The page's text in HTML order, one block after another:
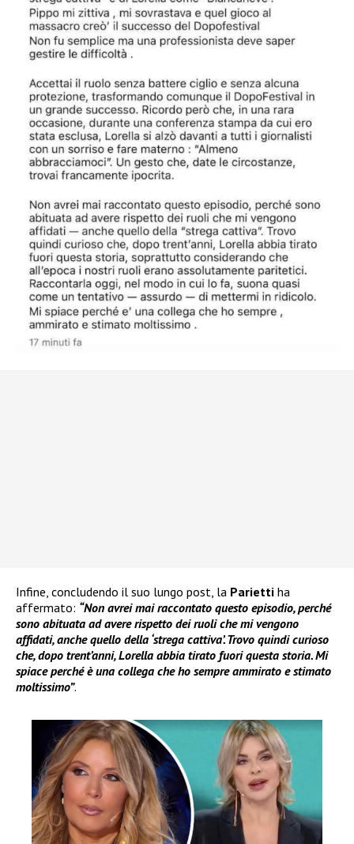
Infine, concludendo il suo lungo post, la Parietti ha
affermato: “Non avrei mai raccontato questo episodio, perché
sono abituata ad avere rispetto dei ruoli che mi vengono
affidati, anche quello della ‘strega cattiva’. Trovo quindi curioso
che, dopo trent’anni, Lorella abbia tirato fuori questa storia. Mi
spiace perché è una collega che ho sempre ammirato e stimato
moltissimo”.